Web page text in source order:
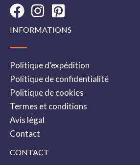
INFORMATIONS
Politique d’expédition
Politique de confidentialité
Politique de cookies
Termes et conditions
Avis légal
Contact
CONTACT